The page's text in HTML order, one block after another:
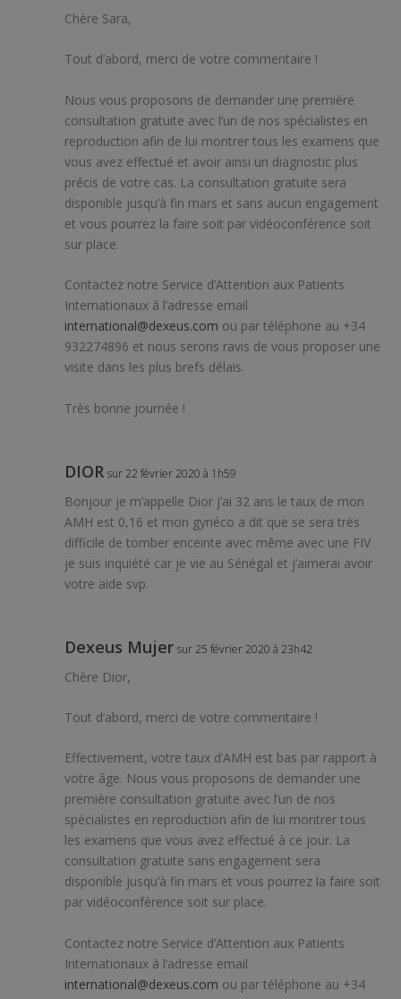
Chère Sara,
Tout d’abord, merci de votre commentaire !
Nous vous proposons de demander une première
consultation gratuite avec l’un de nos spécialistes en
reproduction afin de lui montrer tous les examens que
vous avez effectué et avoir ainsi un diagnostic plus
précis de votre cas. La consultation gratuite sera
disponible jusqu’à fin mars et sans aucun engagement
et vous pourrez la faire soit par vidéoconférence soit
sur place.
Contactez notre Service d’Attention aux Patients
Internationaux à l’adresse email
international@dexeus.com ou par téléphone au +34
932274896 et nous serons ravis de vous proposer une
visite dans les plus brefs délais.
Très bonne journée !
DIOR sur 22 février 2020 à 1h59
Bonjour je m’appelle Dior j’ai 32 ans le taux de mon
AMH est 0,16 et mon gynéco a dit que se sera très
difficile de tomber enceinte avec même avec une FIV
je suis inquiété car je vie au Sénégal et j’aimerai avoir
votre aide svp.
Dexeus Mujer sur 25 février 2020 à 23h42
Chère Dior,
Tout d’abord, merci de votre commentaire !
Effectivement, votre taux d’AMH est bas par rapport à
votre âge. Nous vous proposons de demander une
première consultation gratuite avec l’un de nos
spécialistes en reproduction afin de lui montrer tous
les examens que vous avez effectué à ce jour. La
consultation gratuite sans engagement sera
disponible jusqu’à fin mars et vous pourrez la faire soit
par vidéoconférence soit sur place.
Contactez notre Service d’Attention aux Patients
Internationaux à l’adresse email
international@dexeus.com ou par téléphone au +34